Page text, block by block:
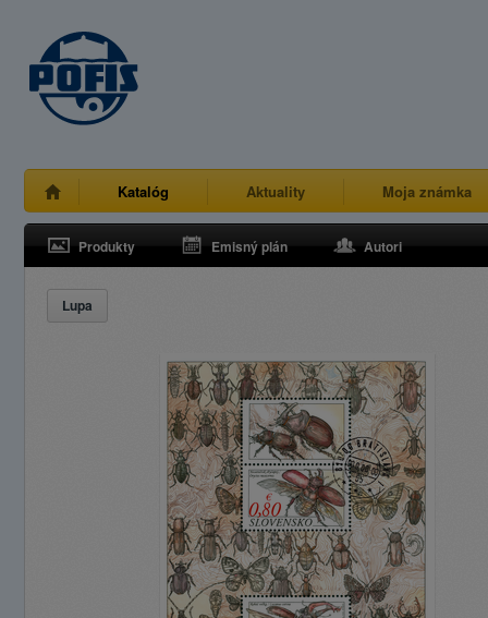
Katalóg Aktuality Moja známka
Produkty Emisný plán Autori
Lupa